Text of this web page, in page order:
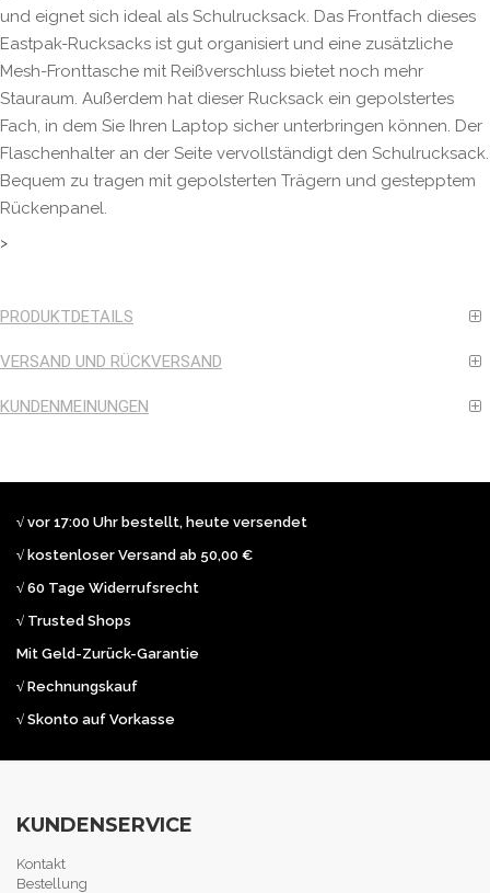
und eignet sich ideal als Schulrucksack. Das Frontfach dieses
Eastpak-Rucksacks ist gut organisiert und eine zusätzliche
Mesh-Fronttasche mit Reißverschluss bietet noch mehr
Stauraum. Außerdem hat dieser Rucksack ein gepolstertes
Fach, in dem Sie Ihren Laptop sicher unterbringen können. Der
Flaschenhalter an der Seite vervollständigt den Schulrucksack.
Bequem zu tragen mit gepolsterten Trägern und gestepptem
Rückenpanel.
>
PRODUKTDETAILS
VERSAND UND RÜCKVERSAND
KUNDENMEINUNGEN
√ vor 17:00 Uhr bestellt, heute versendet
√ kostenloser Versand ab 50,00 €
√ 60 Tage Widerrufsrecht
√ Trusted Shops
Mit Geld-Zurück-Garantie
√ Rechnungskauf
√ Skonto auf Vorkasse
KUNDENSERVICE
Kontakt
Bestellung